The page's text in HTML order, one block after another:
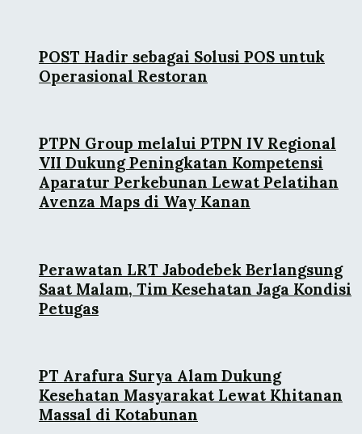
POST Hadir sebagai Solusi POS untuk
Operasional Restoran
PTPN Group melalui PTPN IV Regional
VII Dukung Peningkatan Kompetensi
Aparatur Perkebunan Lewat Pelatihan
Avenza Maps di Way Kanan
Perawatan LRT Jabodebek Berlangsung
Saat Malam, Tim Kesehatan Jaga Kondisi
Petugas
PT Arafura Surya Alam Dukung
Kesehatan Masyarakat Lewat Khitanan
Massal di Kotabunan